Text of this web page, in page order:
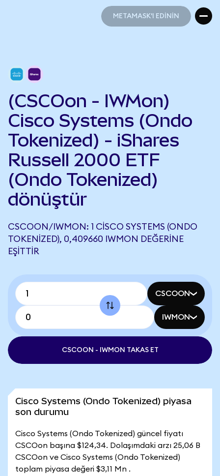
METAMASK'I EDİNİN
(CSCOon - IWMon)
Cisco Systems (Ondo
Tokenized) - iShares
Russell 2000 ETF
(Ondo Tokenized)
dönüştür
CSCOON/IWMON: 1 CISCO SYSTEMS (ONDO
TOKENIZED), 0,409660 IWMON DEĞERINE
EŞITTIR
CSCOON
IWMON
CSCOON - IWMON TAKAS ET
Cisco Systems (Ondo Tokenized) piyasa
son durumu
Cisco Systems (Ondo Tokenized) güncel fiyatı
CSCOon başına $124,34. Dolaşımdaki arzı 25,06 B
CSCOon ve Cisco Systems (Ondo Tokenized)
toplam piyasa değeri $3,11 Mn .